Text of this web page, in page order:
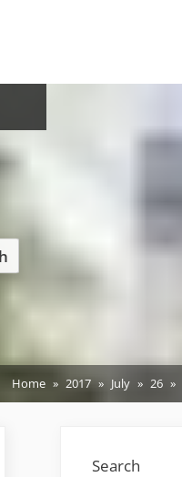
Home 2017 July 26
Search